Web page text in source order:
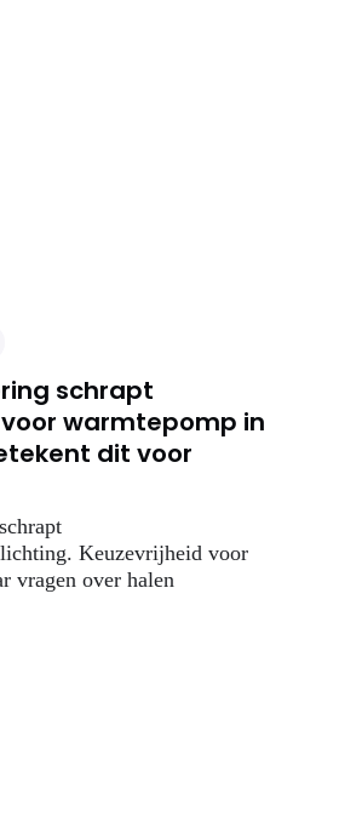
schrapt
warmtepomp in
dit voor
Keuzevrijheid voor
vragen over halen